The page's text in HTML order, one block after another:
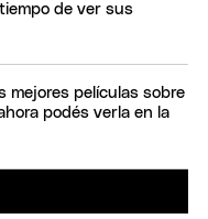
de ver sus
mejores películas sobre
podés verla en la